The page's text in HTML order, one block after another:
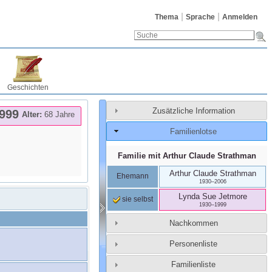
Thema Sprache Anmelden
Geschichten
Alter: 68 Jahre Zusätzliche Information
Familienlotse
Familie mit Arthur Claude Strathman
Ehemann Arthur Claude Strathman
1930–2006
sie selbst Lynda Sue Jetmore
1930–1999
Nachkommen
Personenliste
Familienliste